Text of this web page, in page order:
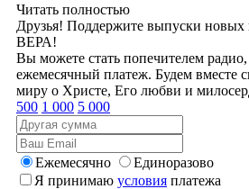
Читать полностью
Друзья! Поддержите выпуски новых
ВЕРА!
Вы можете стать попечителем радио,
ежемесячный платеж. Будем вместе
миру о Христе, Его любви и
500 1 000 5 000
Ежемесячно
Единоразово
Я принимаю условия платежа